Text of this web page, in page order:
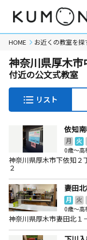
HOME お近くの教室を探
神奈川県厚木市
付近の公文式教室
リスト
依知
月 火
0歳～高
神奈川県厚木市下依知２
２
妻田
月 火
0歳～高
神奈川県厚木市妻田北１